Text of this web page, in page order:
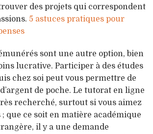
des projets qui correspondent
5 astuces pratiques pour
sont une autre option, bien
lucrative. Participer à des études
chez soi peut vous permettre de
de poche. Le tutorat en ligne
recherché, surtout si vous aimez
que ce soit en matière académique
il y a une demande